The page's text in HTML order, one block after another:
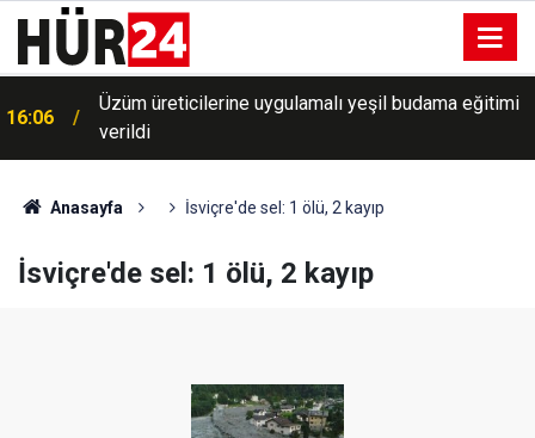
16:06
Üzüm üreticilerine uygulamalı yeşil budama eğitimi
verildi
Anasayfa İsviçre'de sel: 1 ölü, 2 kayıp
İsviçre'de sel: 1 ölü, 2 kayıp